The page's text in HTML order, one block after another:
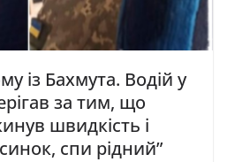
із Бахмута. Водій у
за тим, що
швидкість і
спи рідний”